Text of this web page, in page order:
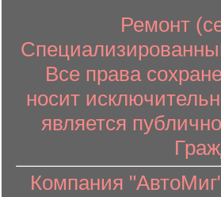
Ремонт
Все права
носит
является
Компания